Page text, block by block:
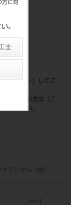
方に対
。
『ログイン
』してご
がまだの方は『
こ
ください。
デンタル（株）